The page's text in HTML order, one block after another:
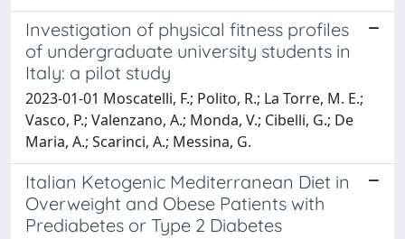
Investigation of physical fitness profiles
of undergraduate university students in
Italy: a pilot study
2023-01-01 Moscatelli, F.; Polito, R.; La Torre, M. E.;
Vasco, P.; Valenzano, A.; Monda, V.; Cibelli, G.; De
Maria, A.; Scarinci, A.; Messina, G.
Italian Ketogenic Mediterranean Diet in
Overweight and Obese Patients with
Prediabetes or Type 2 Diabetes